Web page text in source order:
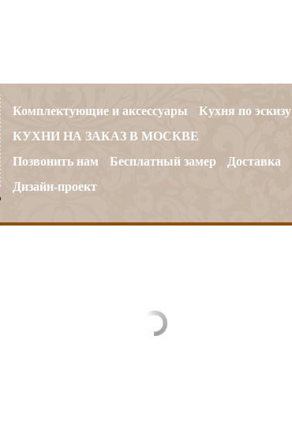
Комплектующие и аксессуары
Кухня по эскизу
КУХНИ НА ЗАКАЗ В МОСКВЕ
Позвонить нам
Бесплатный замер
Доставка
Дизайн-проект